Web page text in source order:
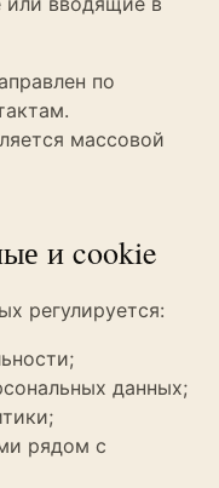
по
массовой
и cookie
регулируется:
данных;
рядом с